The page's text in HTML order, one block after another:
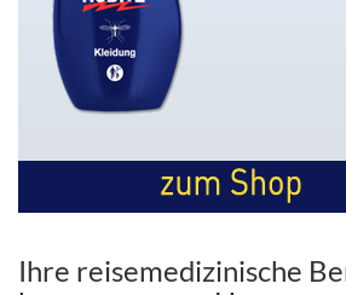
Ihre reisemedizinische